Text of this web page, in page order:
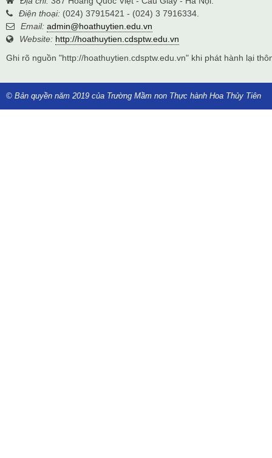
Điện thoại: (024) 37915421 - (024) 3 7916334.
Email: admin@hoathuytien.edu.vn
Website: http://hoathuytien.cdsptw.edu.vn
Ghi rõ nguồn "http://hoathuytien.cdsptw.edu.vn" khi phát hành lại
© Bản quyền năm 2019 của Trường Mầm non Thực hành Hoa Thủy Tiên